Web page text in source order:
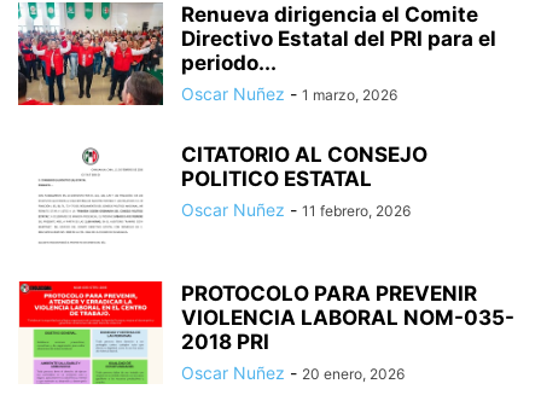
Renueva dirigencia el Comite
Directivo Estatal del PRI para el
periodo...
Oscar Nuñez - 1 marzo, 2026
CITATORIO AL CONSEJO
POLITICO ESTATAL
Oscar Nuñez - 11 febrero, 2026
PROTOCOLO PARA PREVENIR
VIOLENCIA LABORAL NOM-035-
2018 PRI
Oscar Nuñez - 20 enero, 2026